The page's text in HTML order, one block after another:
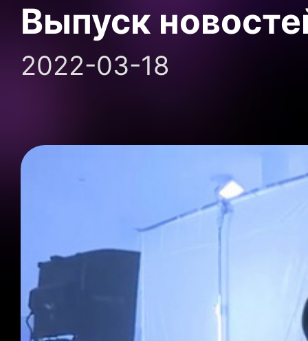
Выпуск
2022-03-18